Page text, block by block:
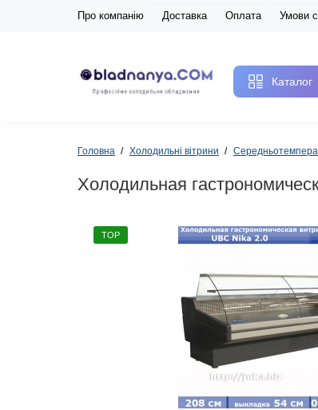
Про компанію Доставка Оплата Умови
Каталог
Головна Холодильні вітрини
Холодильная
TOP